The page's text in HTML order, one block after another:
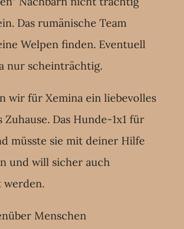
Das rumänische Team
Welpen finden. Eventuell
nur scheinträchtig.
wir für Xemina ein liebevolles
Zuhause. Das Hunde-1x1 für
müsste sie mit deiner Hilfe
und will sicher auch
werden.
Menschen